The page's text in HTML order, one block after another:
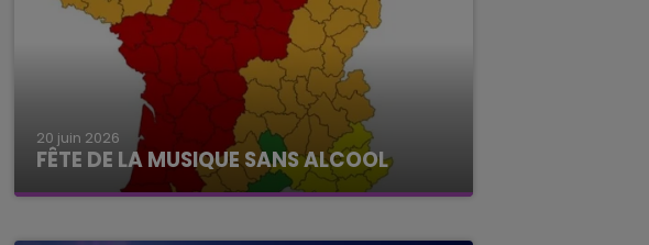
20 juin 2026
FÊTE DE LA MUSIQUE SANS ALCOOL